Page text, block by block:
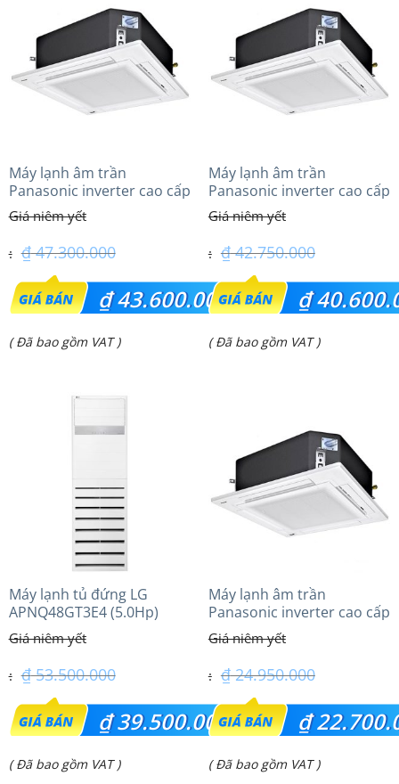
Máy lạnh âm trần
Panasonic inverter cao cấp
(6.0Hp) S-3448PU3HA/U-
48PRH1H5
₫47.300.000
Giá
gốc
là:
₫43.600.000
Giá
( Đã bao gồm VAT )
Máy lạnh âm trần
Panasonic inverter cao cấp
(5.0Hp) S-3448PU3HA/U-
43PRH1H5
₫42.750.000
Giá
gốc
là:
₫
Giá
₫ 40.600.000.
( Đã bao gồm VAT )
Máy lạnh tủ đứng LG
APNQ48GT3E4 (5.0Hp)
Inverter
₫53.500.000
Giá
gốc
là:
₫39.500.000
Giá
( Đã bao gồm VAT )
Máy lạnh âm trần
Panasonic inverter cao cấp
(2.0 Hp) S-1821PU3HA/U-
18PRH1H5
₫24.950.000
Giá
gốc
là:
₫
Giá
( Đã bao gồm VAT )